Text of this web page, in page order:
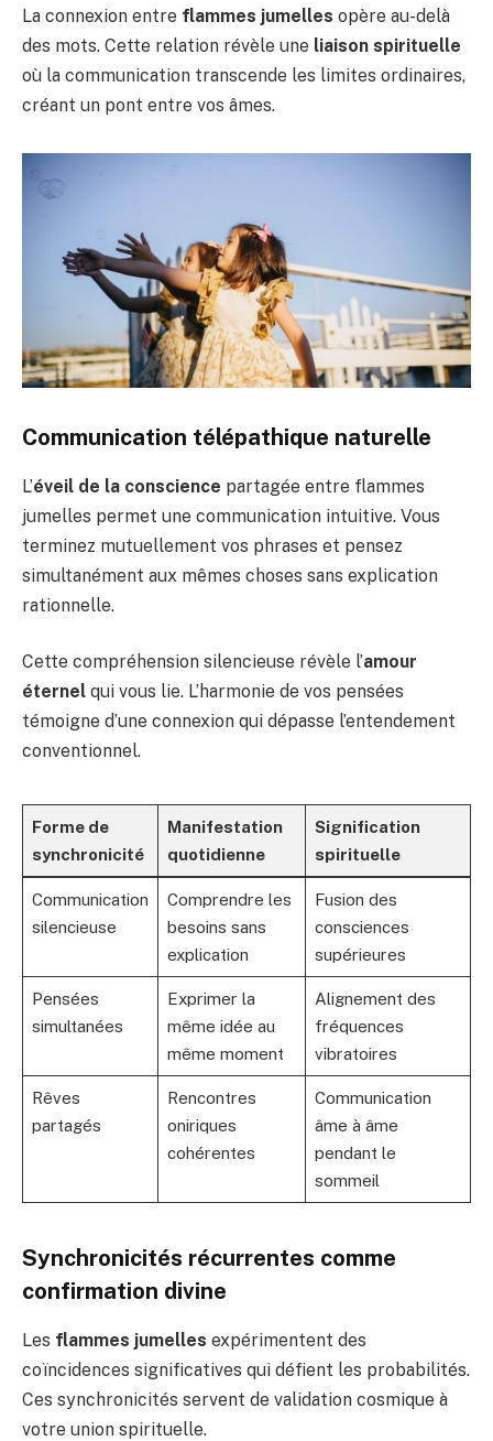
La connexion entre flammes jumelles opère au-delà
des mots. Cette relation révèle une liaison spirituelle
où la communication transcende les limites ordinaires,
créant un pont entre vos âmes.
Communication télépathique naturelle
L’éveil de la conscience partagée entre flammes
jumelles permet une communication intuitive. Vous
terminez mutuellement vos phrases et pensez
simultanément aux mêmes choses sans explication
rationnelle.
Cette compréhension silencieuse révèle l’amour
éternel qui vous lie. L’harmonie de vos pensées
témoigne d’une connexion qui dépasse l’entendement
conventionnel.
Forme de
synchronicité
Manifestation
quotidienne
Signification
spirituelle
Communication
silencieuse
Comprendre les
besoins sans
explication
Fusion des
consciences
supérieures
Pensées
simultanées
Exprimer la
même idée au
même moment
Alignement des
fréquences
vibratoires
Rêves
partagés
Rencontres
oniriques
cohérentes
Communication
âme à âme
pendant le
sommeil
Synchronicités récurrentes comme
confirmation divine
Les flammes jumelles expérimentent des
coïncidences significatives qui défient les probabilités.
Ces synchronicités servent de validation cosmique à
votre union spirituelle.